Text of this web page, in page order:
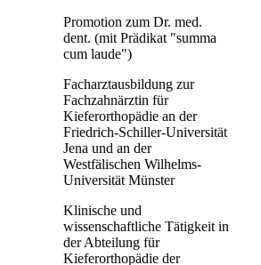
Promotion zum Dr. med.
dent. (mit Prädikat "summa
cum laude")
Facharztausbildung zur
Fachzahnärztin für
Kieferorthopädie an der
Friedrich-Schiller-Universität
Jena und an der
Westfälischen Wilhelms-
Universität Münster
Klinische und
wissenschaftliche Tätigkeit in
der Abteilung für
Kieferorthopädie der